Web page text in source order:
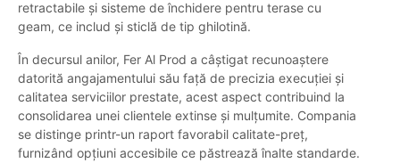
retractabile și sisteme de închidere pentru terase cu
geam, ce includ și sticlă de tip ghilotină.
În decursul anilor, Fer Al Prod a câștigat recunoaștere
datorită angajamentului său față de precizia execuției și
calitatea serviciilor prestate, acest aspect contribuind la
consolidarea unei clientele extinse și mulțumite. Compania
se distinge printr-un raport favorabil calitate-preț,
furnizând opțiuni accesibile ce păstrează înalte standarde.